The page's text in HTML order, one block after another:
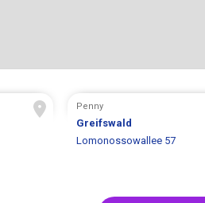
Penny
Greifswald
Lomonossowallee 57